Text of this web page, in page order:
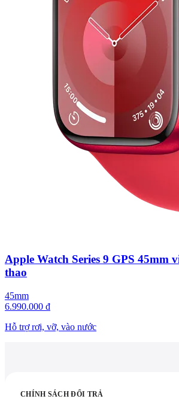
Apple Watch Series 9 GPS 45mm
thao
45mm
6.990.000 đ
Hỗ trợ rơi, vỡ, vào nước
CHÍNH SÁCH ĐỔI TRẢ